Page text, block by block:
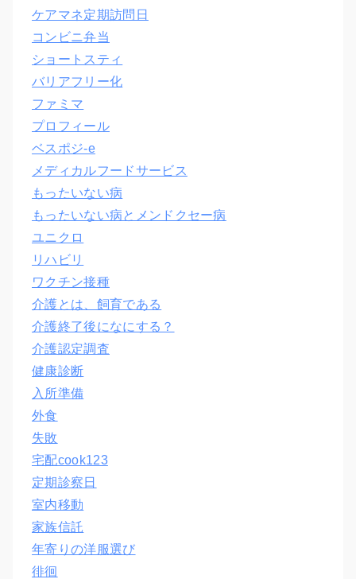
ケアマネ定期訪問日
コンビニ弁当
ショートスティ
バリアフリー化
ファミマ
プロフィール
ベスポジ-e
メディカルフードサービス
もったいない病
もったいない病とメンドクセー病
ユニクロ
リハビリ
ワクチン接種
介護とは、飼育である
介護終了後になにする？
介護認定調査
健康診断
入所準備
外食
失敗
宅配cook123
定期診察日
室内移動
家族信託
年寄りの洋服選び
徘徊